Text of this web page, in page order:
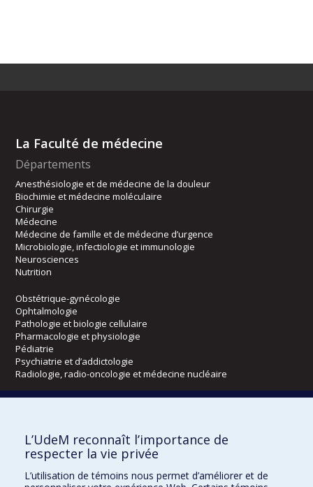
La Faculté de médecine
Départements
Anesthésiologie et de médecine de la douleur
Biochimie et médecine moléculaire
Chirurgie
Médecine
Médecine de famille et de médecine d’urgence
Microbiologie, infectiologie et immunologie
Neurosciences
Nutrition
Obstétrique-gynécologie
Ophtalmologie
Pathologie et biologie cellulaire
Pharmacologie et physiologie
Pédiatrie
Psychiatrie et d’addictologie
Radiologie, radio-oncologie et médecine nucléaire
Kinésiologie et des sciences de l’activité physique
Orthophonie et audiologie
L’UdeM reconnaît l’importance de
respecter la vie privée
L’utilisation de témoins nous permet d’améliorer et de